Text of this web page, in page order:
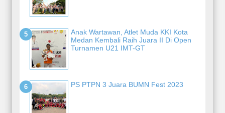
Anak Wartawan, Atlet Muda KKI Kota
Medan Kembali Raih Juara II Di Open
Turnamen U21 IMT-GT
PS PTPN 3 Juara BUMN Fest 2023